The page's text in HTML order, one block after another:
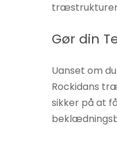
træstrukturer
Gør din
Uanset om
Rockidans
sikker på at